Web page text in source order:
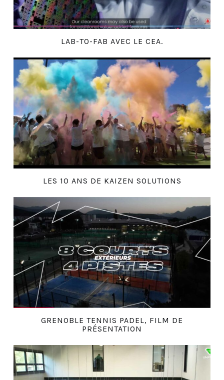
LAB-TO-FAB AVEC LE CEA.
LES 10 ANS DE KAIZEN SOLUTIONS
GRENOBLE TENNIS PADEL, FILM DE
PRÉSENTATION